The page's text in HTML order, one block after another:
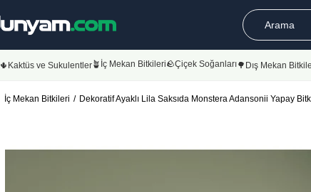
🌵Kaktüs ve Sukulentler🪴İç Mekan Bitkileri🪨Çiçek Soğanları🌳Dış Mekan
İç Mekan Bitkileri Dekoratif Ayaklı Lila Saksıda Monstera Adansonii Yapay